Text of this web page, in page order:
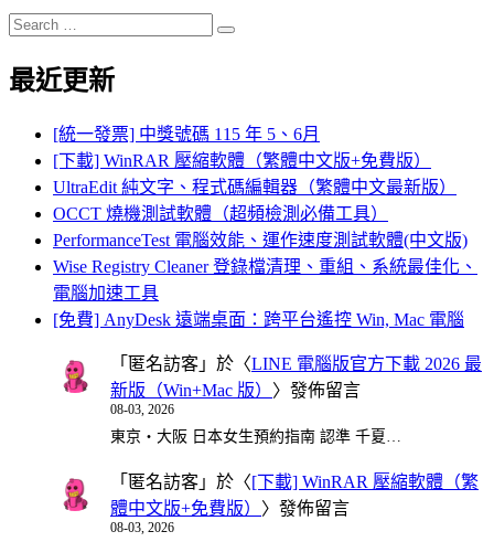
Search
for:
Search
最近更新
[統一發票] 中獎號碼 115 年 5、6月
[下載] WinRAR 壓縮軟體（繁體中文版+免費版）
UltraEdit 純文字、程式碼編輯器（繁體中文最新版）
OCCT 燒機測試軟體（超頻檢測必備工具）
PerformanceTest 電腦效能、運作速度測試軟體(中文版)
Wise Registry Cleaner 登錄檔清理、重組、系統最佳化、
電腦加速工具
[免費] AnyDesk 遠端桌面：跨平台遙控 Win, Mac 電腦
「 匿名訪客 」於〈LINE 電腦版官方下載 2026 最
新版（Win+Mac 版） 〉發佈留言
08-03, 2026
東京・大阪 日本女生預約指南 認準 千夏…
「 匿名訪客 」於〈 [下載] WinRAR 壓縮軟體（繁
體中文版+免費版）
〉發佈留言
08-03, 2026